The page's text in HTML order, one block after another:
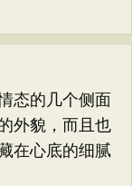
态的几个侧面
外貌，而且也
在心底的细腻